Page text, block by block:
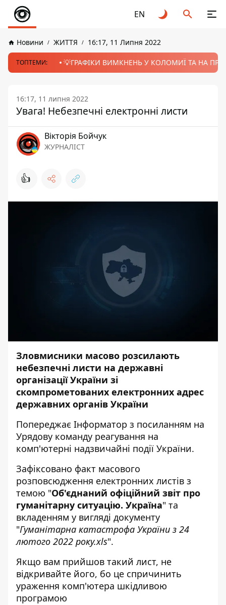
EN
Новини ЖИТТЯ 16:17, 11 Липня 2022
ТОПТЕМИ: 💡ГРАФІКИ ВИМКНЕНЬ У КОЛОМИЇ ТА НА
16:17, 11 липня 2022
Увага! Небезпечні електронні листи
Вікторія Бойчук
ЖУРНАЛІСТ
👍
Зловмисники масово розсилають
небезпечні листи на державні
організації України зі
скомпрометованих електронних адрес
державних органів України
Попереджає Інформатор з посиланням на
Урядову команду реагування на
комп'ютерні надзвичайні події України.
Зафіксовано факт масового
розповсюдження електронних листів з
темою "Об'єднаний офіційний звіт про
гуманітарну ситуацію. Україна" та
вкладенням у вигляді документу
"Гуманітарна катастрофа України з 24
лютого 2022 року.xls".
Якщо вам прийшов такий лист, не
відкривайте його, бо це спричинить
ураження комп'ютера шкідливою
програмою